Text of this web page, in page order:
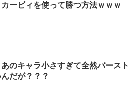
カービィを使って勝つ方法ｗｗｗ
あのキャラ小さすぎて全然バースト
だが？？？